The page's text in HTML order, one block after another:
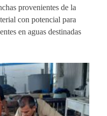
provenientes de la
con potencial para
en aguas destinadas